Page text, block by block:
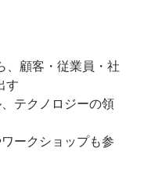
、顧客・従業員・社
す
テクノロジーの領
ークショップも参